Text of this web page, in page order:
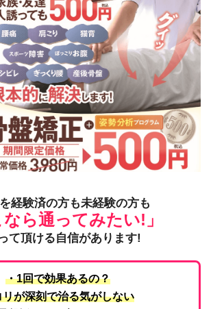
経験済の方も未経験の方も
なら通ってみたい! 」
て頂ける自信があります!
・1回で効果あるの？
リが深刻で治る気がしない